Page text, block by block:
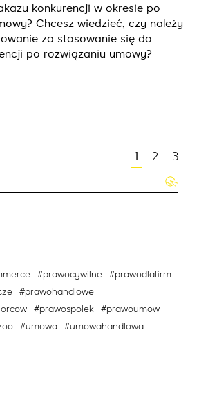
konkurencji w okresie po
Chcesz wiedzieć, czy należy
za stosowanie się do
po rozwiązaniu umowy?
1 2 3
#prawocywilne
#prawodlafirm
#prawohandlowe
#prawospolek
#prawoumow
#umowa #umowahandlowa